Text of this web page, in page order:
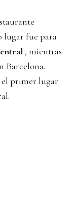
lugar fue para
, mientras
Barcelona.
el primer lugar